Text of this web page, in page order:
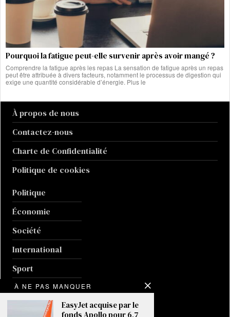
Pourquoi la fatigue peut-elle survenir après avoir mangé ?
Comprendre la fatigue après les repas La sensation de fatigue après un repas
peut être attribuée à divers facteurs, notamment le processus de digestion qui
exige une quantité considérable d’énergie. Plus le
À propos de nous
Contactez-nous
Charte de Confidentialité
Politique de cookies
Politique
Économie
Société
International
Sport
Culture
Guerre en Ukraine
À NE PAS MANQUER
EasyJet acquise par le
fonds Apollo pour 6,7